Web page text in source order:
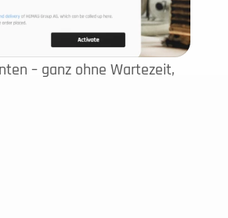
– ganz ohne Wartezeit,